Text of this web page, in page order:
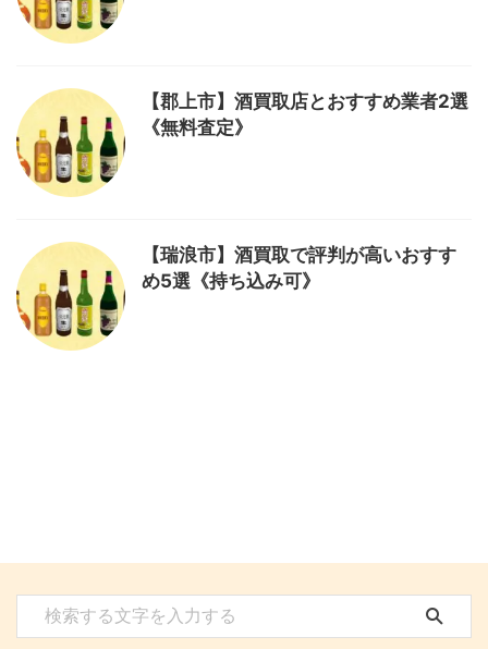
【郡上市】酒買取店とおすすめ業者2選
《無料査定》
【瑞浪市】酒買取で評判が高いおすす
め5選《持ち込み可》